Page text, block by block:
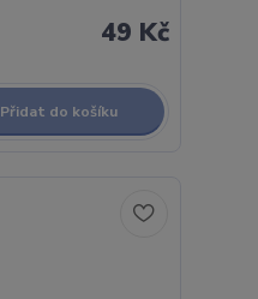
49 Kč
Přidat do košíku